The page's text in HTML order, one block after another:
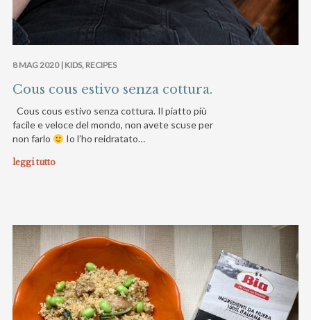
8 MAG 2020 | KIDS, RECIPES
Cous cous estivo senza cottura.
Cous cous estivo senza cottura. Il piatto più
facile e veloce del mondo, non avete scuse per
non farlo
Io l’ho reidratato…
leggi tutto